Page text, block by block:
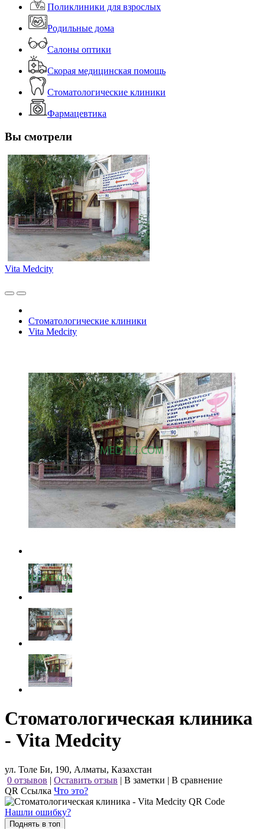
Поликлиники для взрослых
Родильные дома
Салоны оптики
Скорая медицинская помощь
Стоматологические клиники
Фармацевтика
Вы смотрели
Vita Medcity
Стоматологические клиники
Vita Medcity
Стоматологическая клиника
- Vita Medcity
ул. Толе Би, 190, Алматы, Казахстан
0 отзывов | Оставить отзыв | В заметки | В сравнение
QR Ссылка Что это?
Нашли ошибку?
Поднять в топ